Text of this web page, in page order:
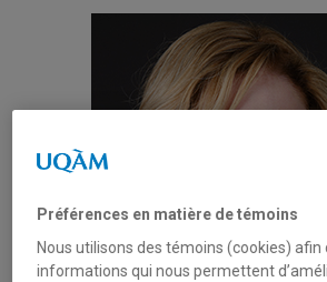
Préférences en matière de témoins
Nous utilisons des témoins (cookies) afin
informations qui nous permettent